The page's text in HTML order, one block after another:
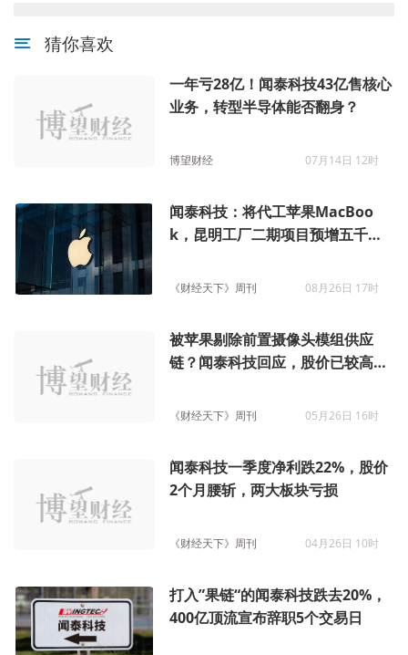
猜你喜欢
一年亏28亿！闻泰科技43亿售核心
业务，转型半导体能否翻身？
博望财经 07月14日 12时
闻泰科技：将代工苹果MacBoo
k，昆明工厂二期项目预增五千名
《财经天下》周刊 08月26日 17时
被苹果剔除前置摄像头模组供应
链？闻泰科技回应，股价已较高点
《财经天下》周刊 05月26日 16时
闻泰科技一季度净利跌22%，股价
2个月腰斩，两大板块亏损
《财经天下》周刊 04月26日 10时
打入”果链“的闻泰科技跌去20%，
400亿顶流宣布辞职5个交易日